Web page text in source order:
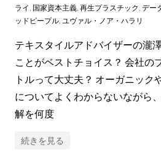
ライ, 国家資本主義, 再生プラスチック, デー
ッドピープル, ユヴァル・ノア・ハラリ
テキスタイルアドバイザーの瀧
ことがベストチョイス？ 会社の
トルって大丈夫？ オーガニック
についてよくわからないながら
解を何度
続きを見る